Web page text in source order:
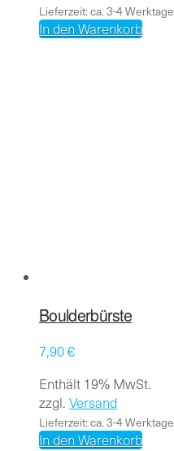
Lieferzeit: ca. 3-4 Werktage
In den Warenkorb
Boulderbürste
7,90€
Enthält 19% MwSt.
zzgl. Versand
Lieferzeit: ca. 3-4 Werktage
In den Warenkorb